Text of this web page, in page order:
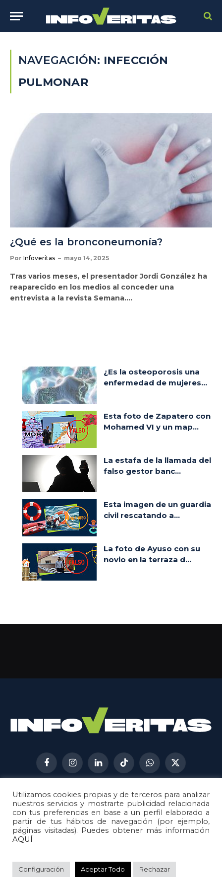
NAVEGACIÓN: INFECCIÓN
PULMONAR
¿Qué es la bronconeumonía?
Por Infoveritas mayo 14, 2025
Tras varios meses, el presentador Jordi González ha
reaparecido en los medios al conceder una
entrevista a la revista Semana.…
¿Es la osteoporosis una
enfermedad de mujeres...
Esta foto de Zapatero con
Mohamed VI y un map...
La estafa de la llamada del
falso gestor banc...
Esta imagen de un guardia
civil rescatando a...
La foto de Ayuso con su
novio en la terraza d...
FacebookInstagramLinkedInTikTokWhatsApp
X
(Twitter)
AVISO LEGAL
METODOLOGÍA
POLÍTICA DE COOKIES
POLÍTICA DE CORRECCIONES
© 2026Metech. Todos los derechos reservados.
Utilizamos cookies propias y de terceros para analizar
nuestros servicios y mostrarte publicidad relacionada
con tus preferencias en base a un perfil elaborado a
partir de tus hábitos de navegación (por ejemplo,
páginas visitadas). Puedes obtener más información
AQUÍ
Configuración Aceptar Todo Rechazar